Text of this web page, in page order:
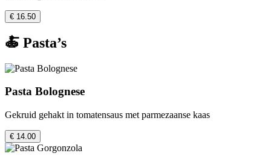
€ 16.50
🍝 Pasta’s
Pasta Bolognese
Gekruid gehakt in tomatensaus met parmezaanse kaas
€ 14.00